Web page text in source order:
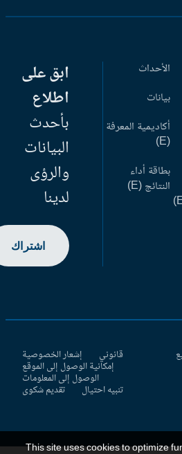
الأحداث
بيانات
أكاديمية المعرفة
بطاقة أداء
النتائج (E)
ابق على
اطلاع
بأحدث
البيانات
والرؤى
لدينا
اشتراك
قانوني إشعار الخصوصية
إمكانية الوصول إلى الموقع
الوصول إلى المعلومات
تنبيه احتيال تقديم شكوى
This site uses cookies to